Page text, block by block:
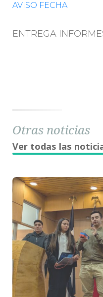
AVISO FECHA
ENTREGA
Otras noticias
Ver todas las